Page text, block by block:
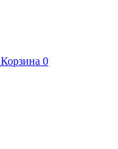
Корзина 0